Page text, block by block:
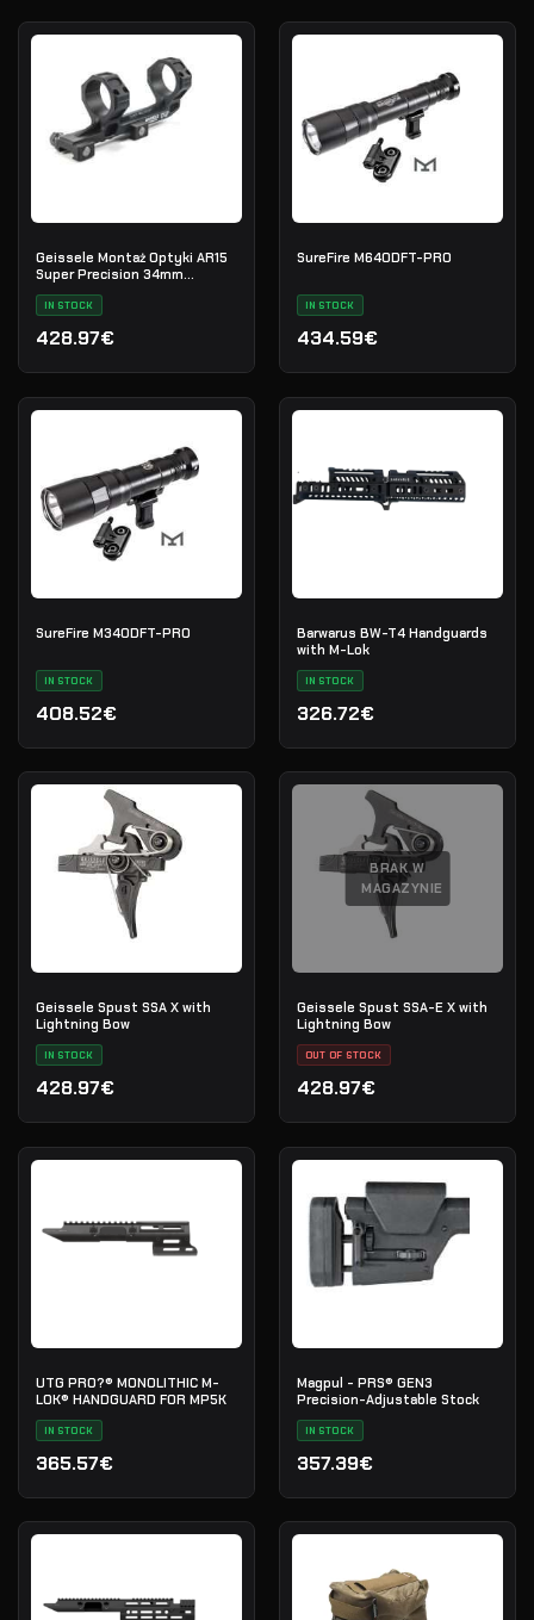
Geissele Montaż Optyki AR15
Super Precision 34mm
Extended
IN STOCK
428.97€
SureFire M640DFT-PRO
IN STOCK
434.59€
SureFire M340DFT-PRO
IN STOCK
408.52€
Barwarus BW-T4 Handguards
with M-Lok
IN STOCK
326.72€
Geissele Spust SSA X with
Lightning Bow
IN STOCK
428.97€
BRAK W
MAGAZYNIE
Geissele Spust SSA-E X with
Lightning Bow
OUT OF STOCK
428.97€
UTG PRO?® MONOLITHIC M-
LOK® HANDGUARD FOR MP5K
IN STOCK
365.57€
Magpul - PRS® GEN3
Precision-Adjustable Stock
IN STOCK
357.39€